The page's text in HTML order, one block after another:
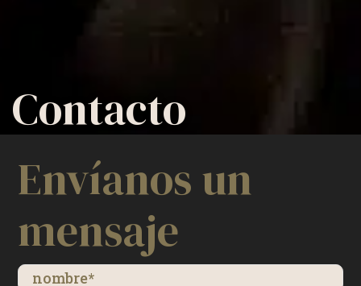
Contacto
Envíanos un
mensaje